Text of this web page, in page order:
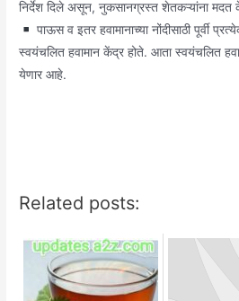
निर्देश दिले असून, नुकसानग्रस्त शेतकऱ्यांना मदत
पाऊस व इतर हवामानाच्या नोंदीसाठी पूर्वी
स्वयंचलित हवामान केंद्र होते. आता स्वयंचलित
येणार आहे.
Related posts: